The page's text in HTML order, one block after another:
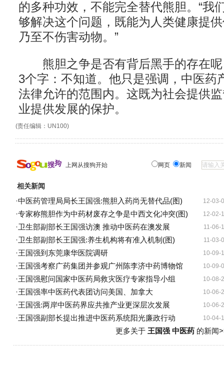
的多种功效，不能完全替代熊胆。“我
够解决这个问题，既能为人类健康提
乃至不伤害动物。”
熊胆之争是否有背后黑手的存在呢
3个字：不知道。他只是强调，中医药
法律允许的范围内。这既为社会提供
业提供发展的保护。
(责任编辑：UN100)
上网从搜狗开始 网页 新闻
相关新闻
12-03-
·中医药管理局局长王国强:熊胆入药尚无替代品(图)
12-02-
·专家称熊胆作为中药材废存之争是中西文化冲突(图)
11-06-
·卫生部副部长王国强访澳 推动中医药在澳发展
11-03-
·卫生部副部长王国强:养生机构将有准入机制(图)
10-09-
·王国强到东莞康华医院调研
10-09-
·王国强考察广药集团并参观广州陈李济中药博物馆
10-08-
·王国强慰问国家中医药局救灾医疗专家指导小组
10-06-
·王国强率中医药代表团访问美国、加拿大
10-06-
·王国强:两岸中医药界应共推产业更深层次发展
10-04-
·王国强副部长提出推进中医药系统阳光廉政行动
更多关于 王国强 中医药的新闻